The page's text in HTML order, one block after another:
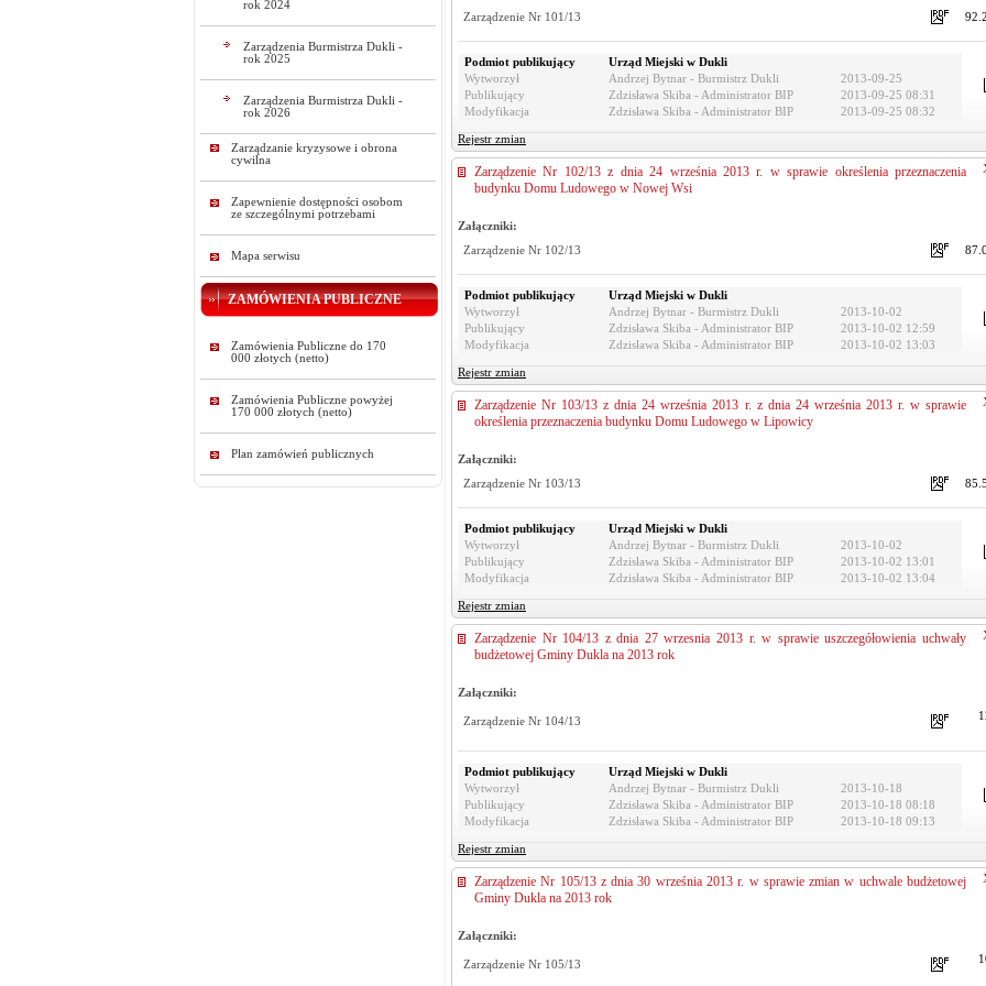
rok 2024
Zarządzenia Burmistrza Dukli -
rok 2025
Zarządzenia Burmistrza Dukli -
rok 2026
Zarządzanie kryzysowe i obrona
cywilna
Zapewnienie dostępności osobom
ze szczególnymi potrzebami
Mapa serwisu
ZAMÓWIENIA PUBLICZNE
Zamówienia Publiczne do 170
000 złotych (netto)
Zamówienia Publiczne powyżej
170 000 złotych (netto)
Plan zamówień publicznych
Zarządzenie Nr 101/13
Podmiot publikujący
Urząd Miejski w Dukli
Wytworzył
Andrzej Bytnar - Burmistrz Dukli
2013-09-25
Publikujący
Zdzisława Skiba - Administrator BIP
2013-09-25 08:31
Modyfikacja
Zdzisława Skiba - Administrator BIP 2013-09-25 08:32
Rejestr zmian
Zarządzenie Nr 102/13 z dnia 24 września 2013 r. w sprawie określenia przeznaczenia
budynku Domu Ludowego w Nowej Wsi
Załączniki:
Zarządzenie Nr 102/13
Podmiot publikujący
Urząd Miejski w Dukli
Wytworzył
Andrzej Bytnar - Burmistrz Dukli
2013-10-02
Publikujący
Zdzisława Skiba - Administrator BIP
2013-10-02 12:59
Modyfikacja
Zdzisława Skiba - Administrator BIP 2013-10-02 13:03
Rejestr zmian
Zarządzenie Nr 103/13 z dnia 24 września 2013 r. z dnia 24 września 2013 r. w sprawie
określenia przeznaczenia budynku Domu Ludowego w Lipowicy
Załączniki:
Zarządzenie Nr 103/13
Podmiot publikujący
Urząd Miejski w Dukli
Wytworzył
Andrzej Bytnar - Burmistrz Dukli
2013-10-02
Publikujący
Zdzisława Skiba - Administrator BIP
2013-10-02 13:01
Modyfikacja
Zdzisława Skiba - Administrator BIP 2013-10-02 13:04
Rejestr zmian
Zarządzenie Nr 104/13 z dnia 27 wrzesnia 2013 r. w sprawie uszczegółowienia uchwały
budżetowej Gminy Dukla na 2013 rok
Załączniki:
Zarządzenie Nr 104/13
Podmiot publikujący
Urząd Miejski w Dukli
Wytworzył
Andrzej Bytnar - Burmistrz Dukli
2013-10-18
Publikujący
Zdzisława Skiba - Administrator BIP
2013-10-18 08:18
Modyfikacja
Zdzisława Skiba - Administrator BIP 2013-10-18 09:13
Rejestr zmian
Zarządzenie Nr 105/13 z dnia 30 września 2013 r. w sprawie zmian w uchwale budżetowej
Gminy Dukla na 2013 rok
Załączniki:
Zarządzenie Nr 105/13